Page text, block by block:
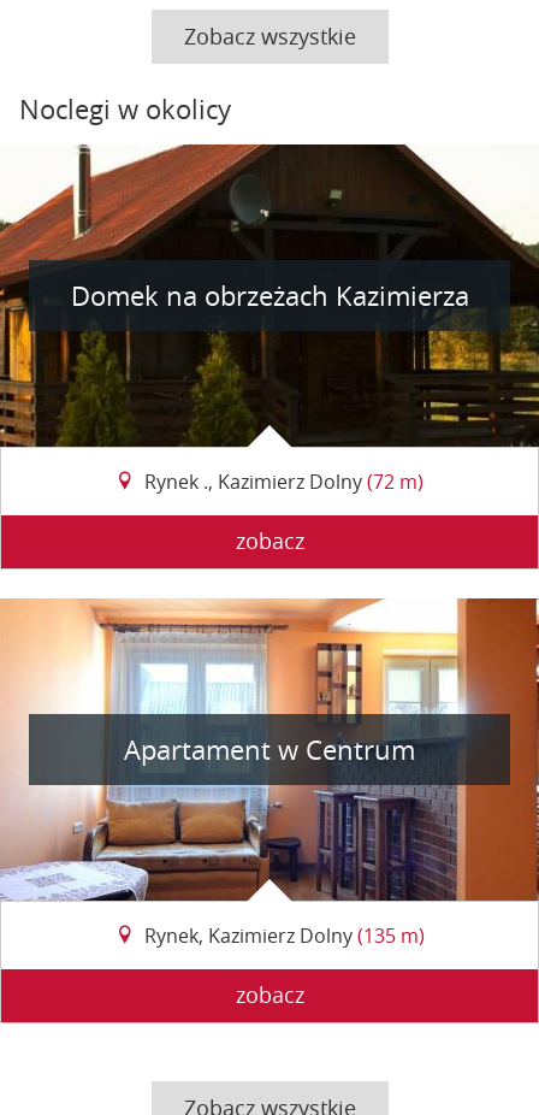
Zobacz wszystkie
Noclegi w okolicy
Domek na obrzeżach Kazimierza
Rynek ., Kazimierz Dolny(72 m)
zobacz
Apartament w Centrum
Rynek, Kazimierz Dolny(135 m)
zobacz
Zobacz wszystkie